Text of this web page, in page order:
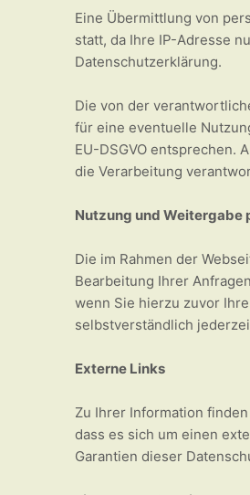
Eine Übermittlung von
statt, da Ihre IP-Adresse
Datenschutzerklärung.
Die von der
für eine eventuelle
EU-DSGVO entsprechen.
die Verarbeitung
Nutzung und Weitergabe
Die im Rahmen der
Bearbeitung Ihrer
wenn Sie hierzu zuvor
selbstverständlich
Externe Links
Zu Ihrer Information
dass es sich um einen
Garantien dieser